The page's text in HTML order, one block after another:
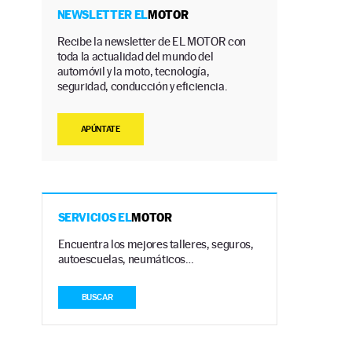
NEWSLETTER ELMOTOR
Recibe la newsletter de EL MOTOR con
toda la actualidad del mundo del
automóvil y la moto, tecnología,
seguridad, conducción y eficiencia.
APÚNTATE
SERVICIOS ELMOTOR
Encuentra los mejores talleres, seguros,
autoescuelas, neumáticos…
BUSCAR